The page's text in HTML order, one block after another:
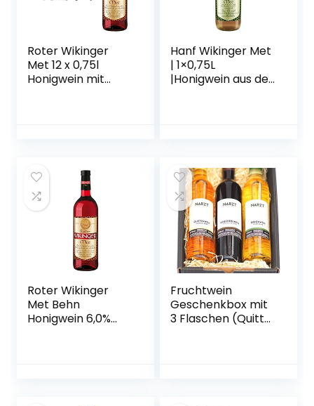
Roter Wikinger
Met 12 x 0,75l
Honigwein mit
Hanf Wikinger Met
| 1×0,75L
|Honigwein aus der
Roter Wikinger
Met Behn
Honigwein 6,0%
Fruchtwein
Geschenkbox mit
3 Flaschen (Quitte,